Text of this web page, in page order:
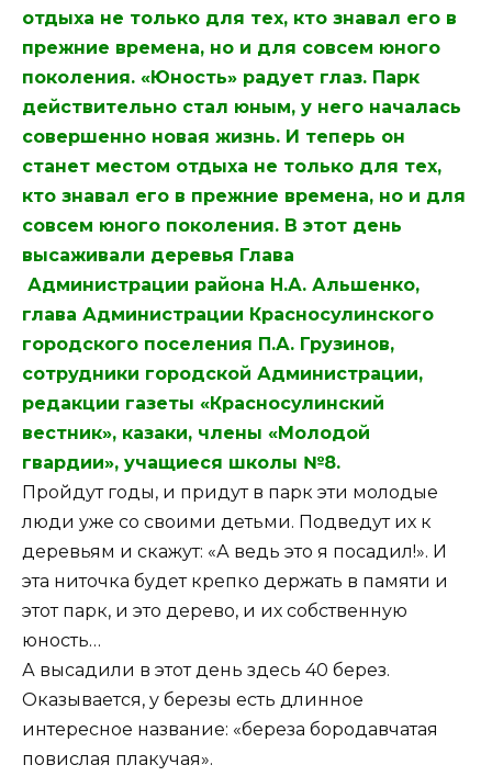
отдыха не только для тех, кто знавал его в
прежние времена, но и для совсем юного
поколения. «Юность» радует глаз. Парк
действительно стал юным, у него началась
совершенно новая жизнь. И теперь он
станет местом отдыха не только для тех,
кто знавал его в прежние времена, но и для
совсем юного поколения. В этот день
высаживали деревья Глава
Администрации района Н.А. Альшенко,
глава Администрации Красносулинского
городского поселения П.А. Грузинов,
сотрудники городской Администрации,
редакции газеты «Красносулинский
вестник», казаки, члены «Молодой
гвардии», учащиеся школы №8.
Пройдут годы, и придут в парк эти молодые
люди уже со своими детьми. Подведут их к
деревьям и скажут: «А ведь это я посадил!». И
эта ниточка будет крепко держать в памяти и
этот парк, и это дерево, и их собственную
юность…
А высадили в этот день здесь 40 берез.
Оказывается, у березы есть длинное
интересное название: «береза бородавчатая
повислая плакучая».